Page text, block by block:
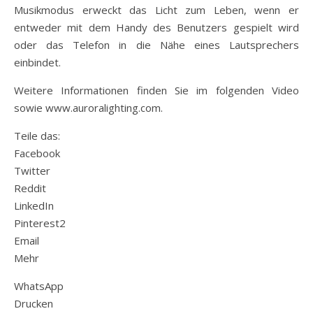
Musikmodus erweckt das Licht zum Leben, wenn er
entweder mit dem Handy des Benutzers gespielt wird
oder das Telefon in die Nähe eines Lautsprechers
einbindet.
Weitere Informationen finden Sie im folgenden Video
sowie www.auroralighting.com.
Teile das:
Facebook
Twitter
Reddit
LinkedIn
Pinterest2
Email
Mehr
WhatsApp
Drucken